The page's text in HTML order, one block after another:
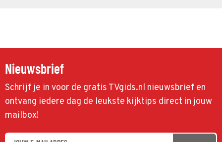
Nieuwsbrief
Schrijf je in voor de gratis TVgids.nl nieuwsbrief en
ontvang iedere dag de leukste kijktips direct in jouw
mailbox!